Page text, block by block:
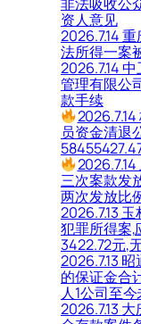
资人意见
2026.7.14
法所得一案
2026.7.14
管理有限公
款手续
员资金清退
三次案款发
两次发放比
2026.7.13
犯罪所得案,
3422.72元,
2026.7.13
的保证金合
人1公司至
2026.7.13